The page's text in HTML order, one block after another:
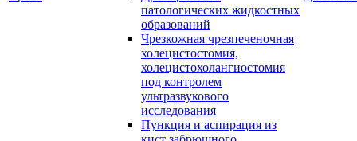
патологических жидкостных
образований
Чрезкожная чрезпеченочная
холецистостомия,
холецистохолангиостомия
под контролем
ультразвукового
исследования
Пункция и аспирация из